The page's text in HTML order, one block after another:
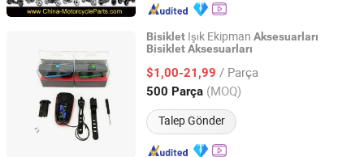
Bisiklet Işık Ekipman Aksesuarları
BisikletAksesuarları
$1,00-21,99 / Parça
500 Parça (MOQ)
Talep Gönder
Xingtai Tianjiu Bicycle Parts Co., Ltd
Hebei, China Fiyat 2023